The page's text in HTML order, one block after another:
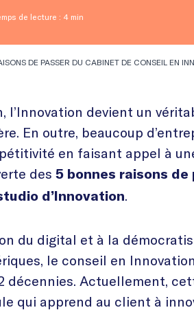
de lecture : 4 min
DE PASSER DU CABINET DE CONSEIL EN
l’Innovation devient un
En outre, beaucoup
en faisant appel à
des 5 bonnes raisons de
d’Innovation.
du digital et à la
le conseil en
décennies. Actuellement,
qui apprend au client à